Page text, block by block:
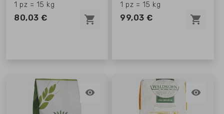
1 pz = 15 kg
80,03 € shopping_cart
1 pz = 15 kg
99,03 € shopping_cart
 